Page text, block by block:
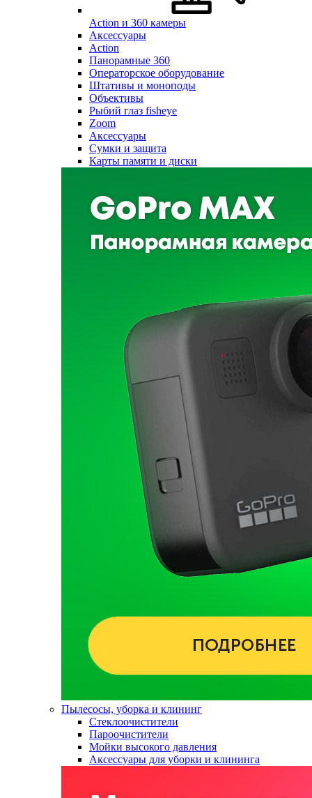
Action и 360 камеры
Аксессуары
Action
Панорамные 360
Операторское оборудование
Штативы и моноподы
Объективы
Рыбий глаз fisheye
Zoom
Аксессуары
Сумки и защита
Карты памяти и диски
Пылесосы, уборка и клининг
Стеклоочистители
Пароочистители
Мойки высокого давления
Аксессуары для уборки и клининга